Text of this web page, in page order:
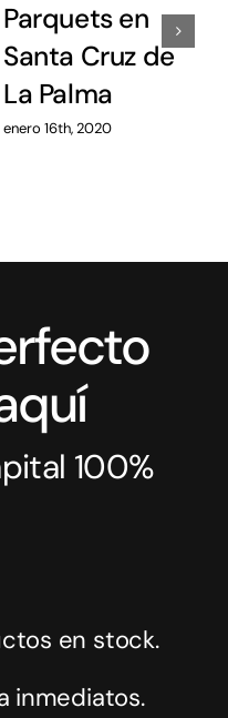
Parquets en
Santa Cruz de
La Palma
enero 16th, 2020
100%
en stock.
inmediatos.